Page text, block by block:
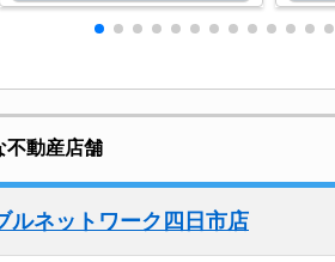
不動産店舗
ルネットワーク四日市店